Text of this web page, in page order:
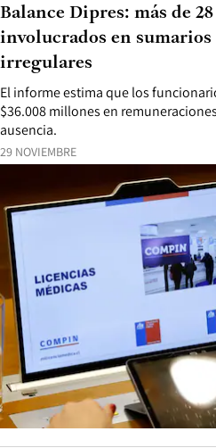
29 NOVIEMBRE
El informe estima que los
$36.008 millones en
ausencia.
Balance Dipres: más de
involucrados en
irregulares